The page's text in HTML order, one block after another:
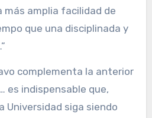
más amplia facilidad de
que una disciplinada y
complementa la anterior
es indispensable que,
Universidad siga siendo